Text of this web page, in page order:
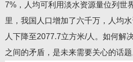
7%，人均可利用淡水资源量位列世
里，我国人口增加了六千万，人均
人下降至2077.7立方米/人。如何解
之间的矛盾，是未来需要关心的话题